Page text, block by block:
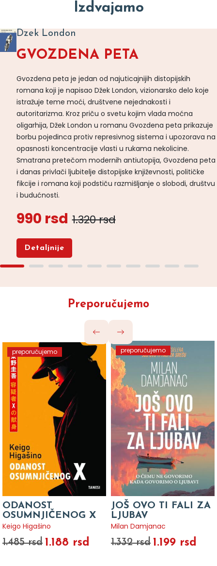
Izdvajamo
Dzek London
GVOZDENA PETA
Gvozdena peta je jedan od najuticajnijih distopijskih
romana koji je napisao Džek London, vizionarsko delo koje
istražuje teme moći, društvene nejednakosti i
autoritarizma. Kroz priču o svetu kojim vlada moćna
oligarhija, Džek London u romanu Gvozdena peta prikazuje
borbu pojedinca protiv represivnog sistema i upozorava na
opasnosti koncentracije vlasti u rukama nekolicine.
Smatrana pretečom modernih antiutopija, Gvozdena peta
i danas privlači ljubitelje distopijske književnosti, političke
fikcije i romana koji podstiču razmišljanje o slobodi, društvu
i budućnosti.
990 rsd 1.320 rsd
Detaljnije
Preporučujemo
preporučujemo
ODANOST
OSUMNJIČENOG X
Keigo Higašino
1.485 rsd 1.188 rsd
preporučujemo
JOŠ OVO TI FALI ZA
LJUBAV
Milan Damjanac
1.332 rsd 1.199 rsd